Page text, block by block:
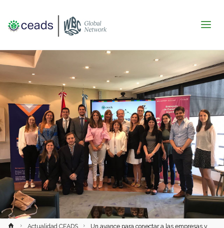
InicioActualidad CEADS
Un avance para conectar a las empresas y